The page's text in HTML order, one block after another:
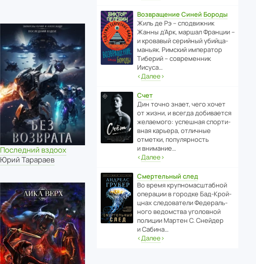
Последний вздоох
Юрий Тарараев
Возвращение Синей Бороды
Жиль де Рэ – спод­ви­жник
Жанны д’Арк, маршал Франции –
и кровавый серийный убийца-
маньяк. Римский импе­ратор
Тиберий – совре­менник
Иисуса…
‹Далее›
Счет
Дин точно знает, чего хочет
от жизни, и всегда доби­ва­ется
жела­е­мого: успе­шная спор­ти­
вная карьера, отли­чные
отметки, попу­ля­р­ность
и внимание…
‹Далее›
Смертельный след
Во время круп­но­мас­ш­та­бной
операции в городке Бад‑Крой­
цнах следо­ва­тели Феде­раль­
ного ведомства уголо­вной
полиции Мартен С. Снейдер
и Сабина…
‹Далее›